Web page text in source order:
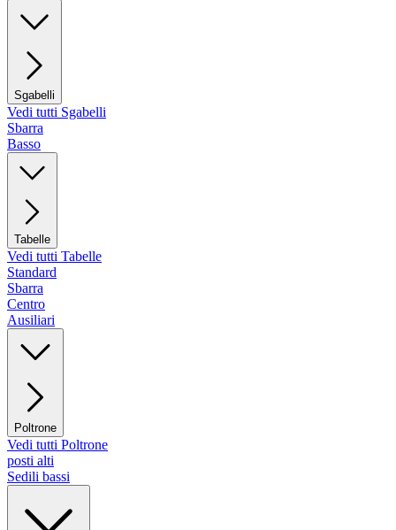
Sgabelli
Vedi tutti Sgabelli
Sbarra
Basso
Tabelle
Vedi tutti Tabelle
Standard
Sbarra
Centro
Ausiliari
Poltrone
Vedi tutti Poltrone
posti alti
Sedili bassi